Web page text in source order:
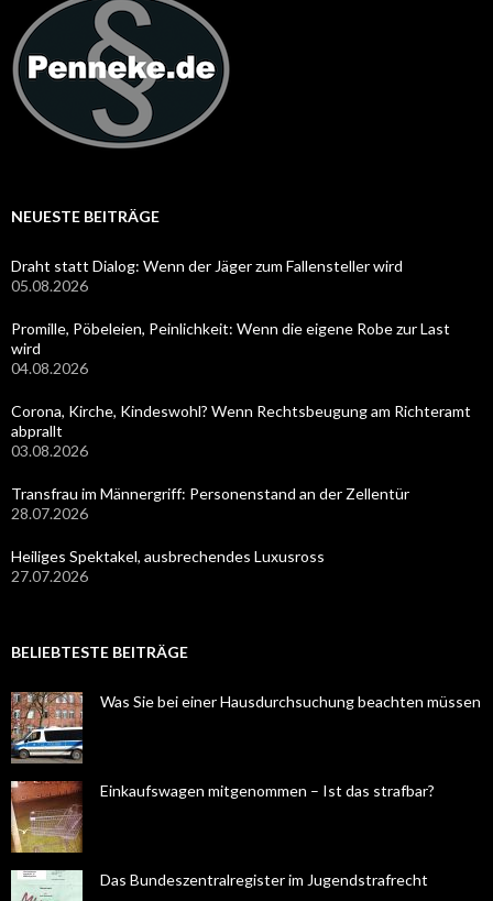
NEUESTE BEITRÄGE
Draht statt Dialog: Wenn der Jäger zum Fallensteller wird
05.08.2026
Promille, Pöbeleien, Peinlichkeit: Wenn die eigene Robe zur Last
wird
04.08.2026
Corona, Kirche, Kindeswohl? Wenn Rechtsbeugung am Richteramt
abprallt
03.08.2026
Transfrau im Männergriff: Personenstand an der Zellentür
28.07.2026
Heiliges Spektakel, ausbrechendes Luxusross
27.07.2026
BELIEBTESTE BEITRÄGE
Was Sie bei einer Hausdurchsuchung beachten müssen
Einkaufswagen mitgenommen – Ist das strafbar?
Das Bundeszentralregister im Jugendstrafrecht